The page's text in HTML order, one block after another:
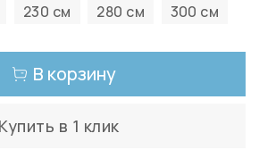
230 см 280 см 300 см
В корзину
Купить в 1 клик